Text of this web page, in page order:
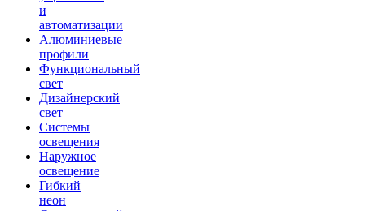
и
автоматизации
Алюминиевые
профили
Функциональный
свет
Дизайнерский
свет
Системы
освещения
Наружное
освещение
Гибкий
неон